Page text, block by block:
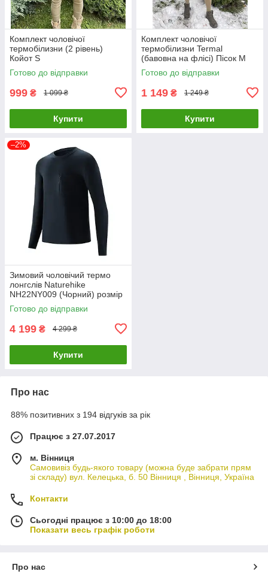
Комплект чоловічої
термобілизни (2 рівень)
Койот S
Готово до відправки
999 ₴ 1 099 ₴
Купити
Комплект чоловічої
термобілизни Termal
(бавовна на флісі) Пісок M
Готово до відправки
1 149 ₴ 1 249 ₴
Купити
–2%
Зимовий чоловічий термо
лонгслів Naturehike
NH22NY009 (Чорний) розмір
XL
Готово до відправки
4 199 ₴ 4 299 ₴
Купити
Про нас
88% позитивних з 194 відгуків за рік
Працює з 27.07.2017
м. Вінниця
Самовивіз будь-якого товару (можна буде забрати прям
зі складу) вул. Келецька, б. 50 Вінниця , Вінниця, Україна
Контакти
Сьогодні працює з 10:00 до 18:00
Показати весь графік роботи
Про нас